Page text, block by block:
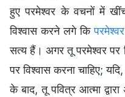
हुए परमेश्वर के वचनों में
विश्वास करने लगे कि
सत्य हैं। अगर तू परमेश्वर पर
पर विश्वास करना चाहिए;
के बाद, तू पवित्र आत्मा